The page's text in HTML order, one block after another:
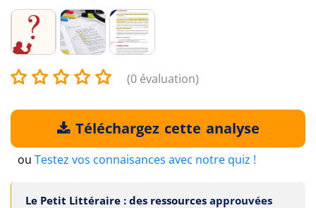
(0 évaluation)
Téléchargez cette analyse
ou Testez vos connaisances avec notre quiz !
Le Petit Littéraire : des ressources approuvées